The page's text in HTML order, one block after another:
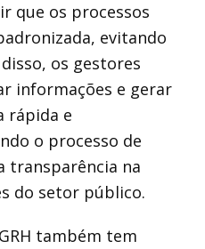
que os processos
evitando
os gestores
informações e gerar
rápida e
o processo de
transparência na
do setor público.
também tem